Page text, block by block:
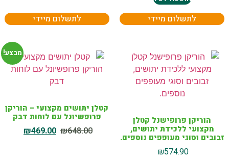
לתשלום מיידי
לתשלום מיידי
הוריקן פרופישנל קטלן
מקצועי ללכידת יתושים,
זבובים וסוגי מעופפים נוספים.
₪574.90
מבצע!
קטלן יתושים מקצועי – הוריקן
פרופשיונל עם לוחות דבק
₪648.00
₪469.00